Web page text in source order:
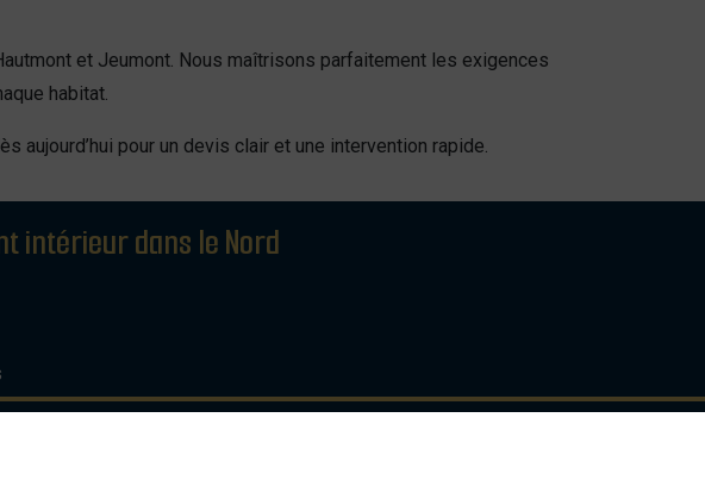
et Jeumont. Nous maîtrisons parfaitement les exigences
habitat.
aujourd’hui pour un devis clair et une intervention rapide.
intérieur dans le Nord